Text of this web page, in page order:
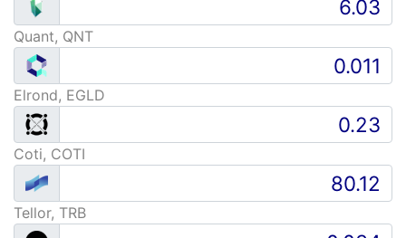
Quant, QNT
Elrond, EGLD
Coti, COTI
Tellor, TRB